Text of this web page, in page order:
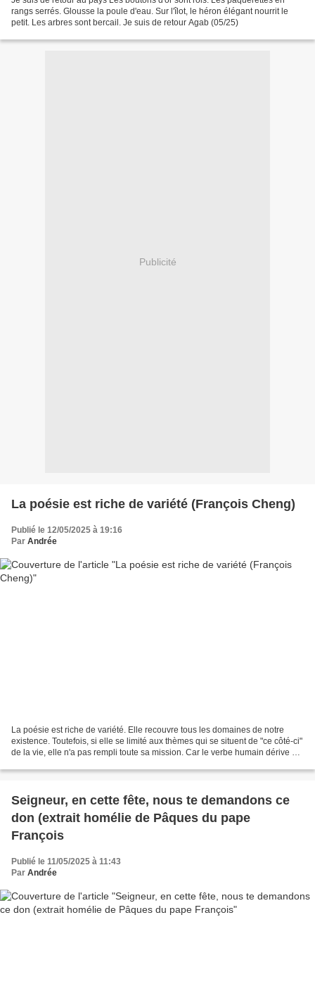
rangs serrés. Glousse la poule d'eau. Sur l'îlot, le héron élégant nourrit le
petit. Les arbres sont bercail. Je suis de retour Agab (05/25)
Publicité
La poésie est riche de variété (François Cheng)
Publié le 12/05/2025 à 19:16
Par Andrée
La poésie est riche de variété. Elle recouvre tous les domaines de notre
existence. Toutefois, si elle se limité aux thèmes qui se situent de "ce côté-ci"
de la vie, elle n'a pas rempli toute sa mission. Car le verbe humain dérive du
Seigneur, en cette fête, nous te demandons ce
don (extrait homélie de Pâques du pape
François
Publié le 11/05/2025 à 11:43
Par Andrée